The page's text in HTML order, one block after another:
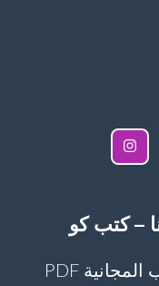
موقع كتب كو لـ تحميل الكتب المجانية PDF